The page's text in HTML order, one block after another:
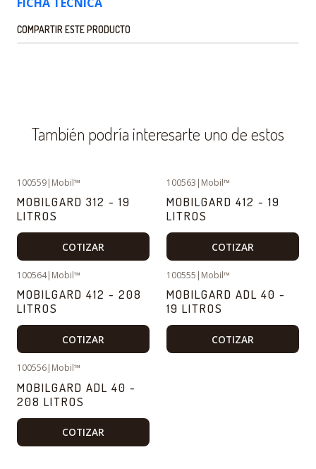
COMPARTIR ESTE PRODUCTO
También podría interesarte uno de estos
100559| Mobil™
MOBILGARD 312 - 19
LITROS
COTIZAR
100563 | Mobil™
MOBILGARD 412 - 19
LITROS
COTIZAR
100564| Mobil™
MOBILGARD 412 - 208
LITROS
COTIZAR
100555 | Mobil™
MOBILGARD ADL 40 -
19 LITROS
COTIZAR
100556| Mobil™
MOBILGARD ADL 40 -
208 LITROS
COTIZAR